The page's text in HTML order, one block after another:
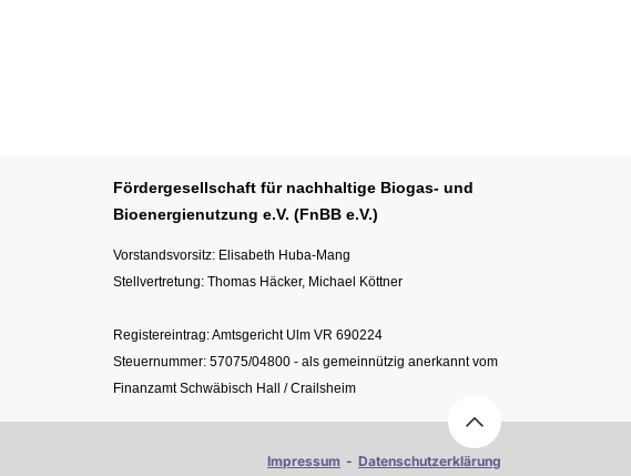
Fördergesellschaft für nachhaltige Biogas- und
Bioenergienutzung e.V. (FnBB e.V.)
Vorstandsvorsitz: Elisabeth Huba-Mang
Stellvertretung: Thomas Häcker, Michael Köttner
Registereintrag: Amtsgericht Ulm VR 690224
Steuernummer: 57075/04800 - als gemeinnützig anerkannt vom
Finanzamt Schwäbisch Hall / Crailsheim
Impressum - Datenschutzerklärung